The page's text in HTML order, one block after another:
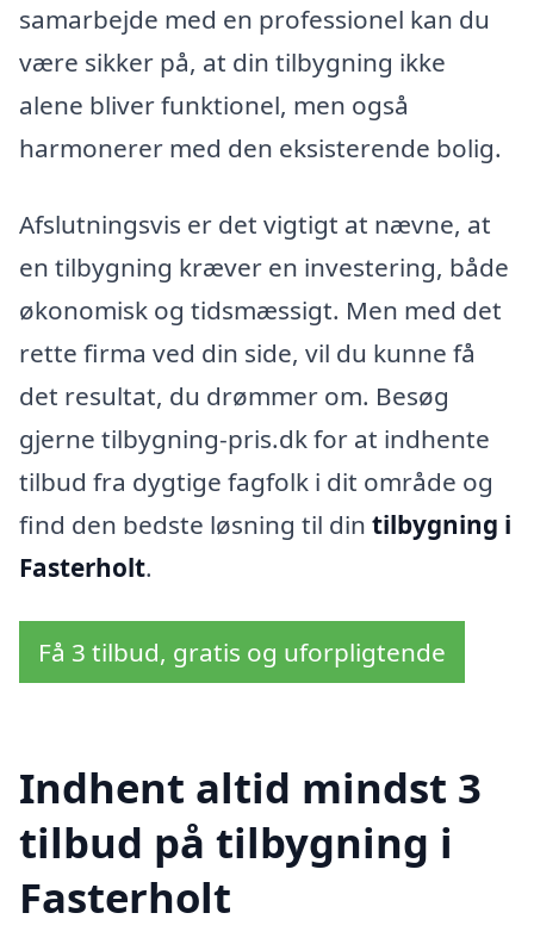
samarbejde med en professionel kan du
være sikker på, at din tilbygning ikke
alene bliver funktionel, men også
harmonerer med den eksisterende bolig.
Afslutningsvis er det vigtigt at nævne, at
en tilbygning kræver en investering, både
økonomisk og tidsmæssigt. Men med det
rette firma ved din side, vil du kunne få
det resultat, du drømmer om. Besøg
gjerne tilbygning-pris.dk for at indhente
tilbud fra dygtige fagfolk i dit område og
find den bedste løsning til din tilbygning i
Fasterholt.
Få 3 tilbud, gratis og uforpligtende
Indhent altid mindst 3
tilbud på tilbygning i
Fasterholt